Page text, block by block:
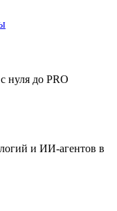
нуля до PRO
и ИИ-агентов в